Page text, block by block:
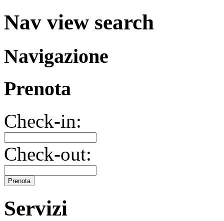
Nav view search
Navigazione
Prenota
Check-in:
Check-out:
Prenota
Servizi